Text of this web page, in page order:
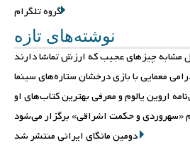
گروه تلگرام
نوشته‌های تازه
معمایی با بازی درخشان ستاره‌های سینما
اروین یالوم و معرفی بهترین کتاب‌های او
و حکمت اشراقی» برگزار می‌شود
دومین مانگای ایرانی منتشر شد